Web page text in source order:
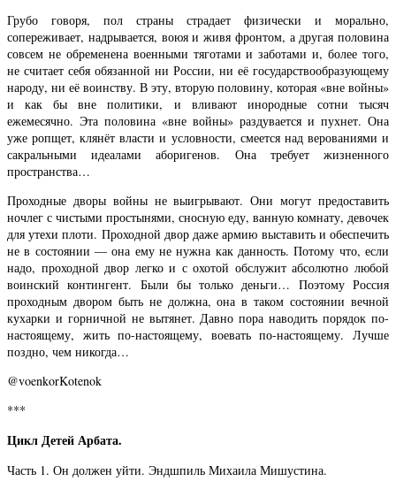
Грубо говоря, пол страны страдает физически и морально,
сопереживает, надрывается, воюя и живя фронтом, а другая половина
совсем не обременена военными тяготами и заботами и, более того,
не считает себя обязанной ни России, ни её государствообразующему
народу, ни её воинству. В эту, вторую половину, которая «вне войны»
и как бы вне политики, и вливают инородные сотни тысяч
ежемесячно. Эта половина «вне войны» раздувается и пухнет. Она
уже ропщет, клянёт власти и условности, смеется над верованиями и
сакральными идеалами аборигенов. Она требует жизненного
пространства…
Проходные дворы войны не выигрывают. Они могут предоставить
ночлег с чистыми простынями, сносную еду, ванную комнату, девочек
для утехи плоти. Проходной двор даже армию выставить и обеспечить
не в состоянии — она ему не нужна как данность. Потому что, если
надо, проходной двор легко и с охотой обслужит абсолютно любой
воинский контингент. Были бы только деньги… Поэтому Россия
проходным двором быть не должна, она в таком состоянии вечной
кухарки и горничной не вытянет. Давно пора наводить порядок по-
настоящему, жить по-настоящему, воевать по-настоящему. Лучше
поздно, чем никогда…
@voenkorKotenok
***
Цикл Детей Арбата.
Часть 1. Он должен уйти. Эндшпиль Михаила Мишустина.